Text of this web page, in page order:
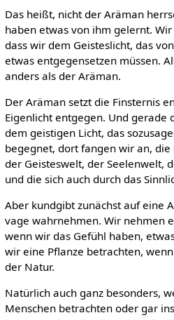
Das heißt, nicht der Aräman
haben etwas von ihm gelernt.
dass wir dem Geisteslicht, das
etwas entgegensetzen müssen.
anders als der Aräman.
Der Aräman setzt die Finsternis
Eigenlicht entgegen. Und gerade
dem geistigen Licht, das
begegnet, dort fangen wir an,
der Geisteswelt, der Seelenwelt,
und die sich auch durch das
Aber kundgibt zunächst auf eine
vage wahrnehmen. Wir nehmen
wenn wir das Gefühl haben,
wir eine Pflanze betrachten,
der Natur.
Natürlich auch ganz besonders,
Menschen betrachten oder gar